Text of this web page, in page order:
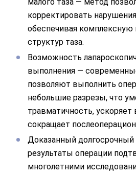
корректировать
обеспечивая
структур таза.
Возможность
выполнения —
позволяют выполнить
небольшие разрезы, что
травматичность, ускоряет
сокращает
Доказанный
результаты операции
многолетними